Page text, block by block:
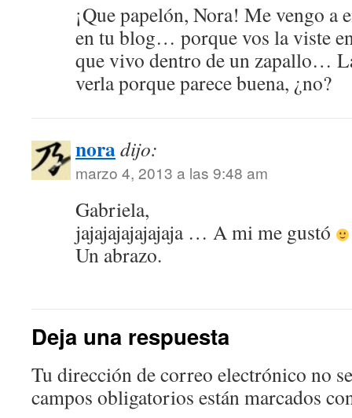
¡Que papelón, Nora! Me vengo a
en tu blog… porque vos la viste
que vivo dentro de un zapallo…
verla porque parece buena, ¿no?
noradijo:
marzo 4, 2013 a las 9:48 am
Gabriela,
jajajajajajajaja … A mi me gustó
Un abrazo.
Deja una respuesta
Tu dirección de correo electrónico no
campos obligatorios están marcados